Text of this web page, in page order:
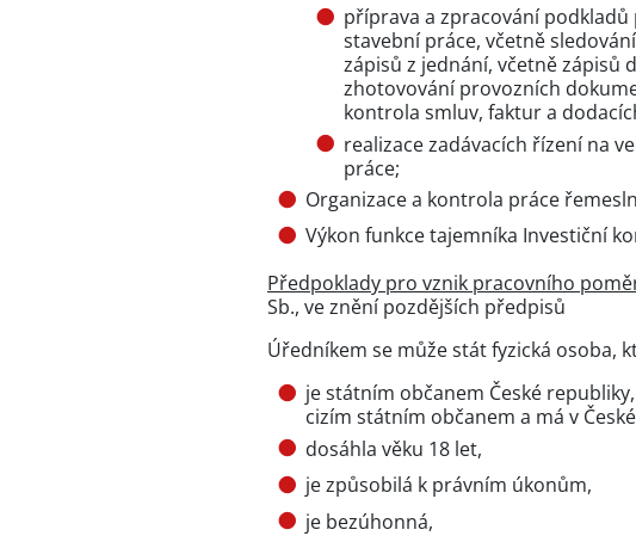
příprava a zpracování podkladů
stavební práce, včetně
zápisů z jednání, včetně zápisů
zhotovování provozních
kontrola smluv, faktur a
realizace zadávacích řízení na
práce;
Organizace a kontrola práce
Výkon funkce tajemníka Investiční
Předpoklady pro vznik pracovního
Sb., ve znění pozdějších předpisů
Úředníkem se může stát fyzická osoba,
je státním občanem České
cizím státním občanem a má v
dosáhla věku 18 let,
je způsobilá k právním úkonům,
je bezúhonná,